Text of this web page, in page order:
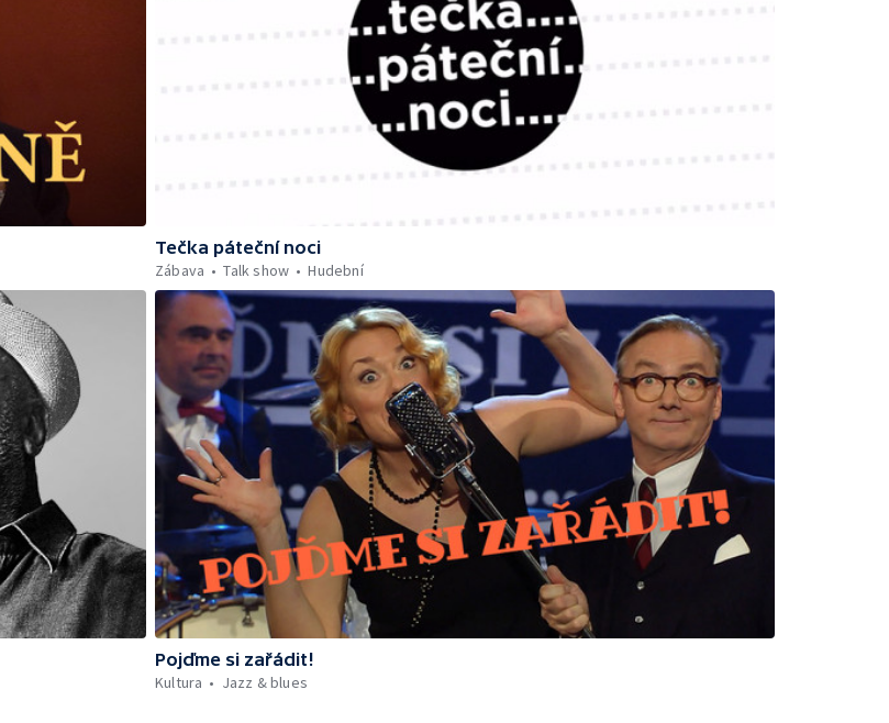
Tečka páteční noci
Zábava
Talk show Hudební
Pojďme si zařádit!
Kultura
Jazz & blues